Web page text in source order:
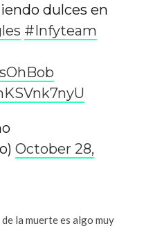
dulces en
#Infyteam
October 28,
la muerte es algo muy